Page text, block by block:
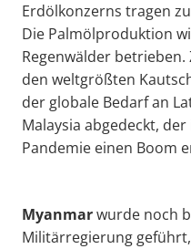
Erdölkonzerns tragen
Die Palmölproduktion
Regenwälder
den weltgrößten
der globale Bedarf an
Malaysia abgedeckt,
Pandemie einen Boom
Myanmarwurde noch
Militärregierung